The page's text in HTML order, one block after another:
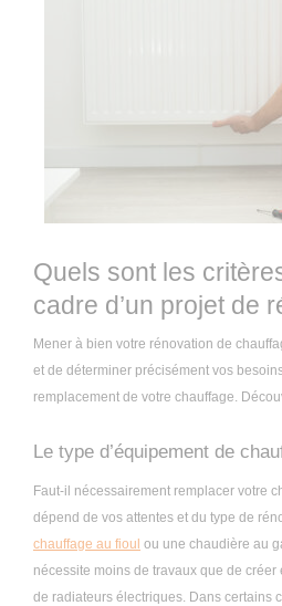
Quels sont les
cadre d’un projet de
Mener à bien votre rénovation de
et de déterminer précisément vos
remplacement de votre chauffage.
Le type d’équipement de
Faut-il nécessairement remplacer votre
dépend de vos attentes et du type de
chauffage au fioul ou une chaudière au
nécessite moins de travaux que de
de radiateurs électriques. Dans certains